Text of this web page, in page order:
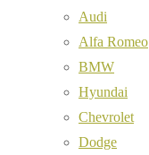
Audi
Alfa Romeo
BMW
Hyundai
Chevrolet
Dodge